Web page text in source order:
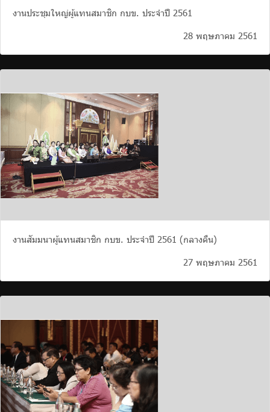
งานประชุมใหญ่ผู้แทนสมาชิก กบข. ประจำปี 2561
28 พฤษภาคม 2561
งานสัมมนาผู้แทนสมาชิก กบข. ประจำปี 2561 (กลางคืน)
27 พฤษภาคม 2561